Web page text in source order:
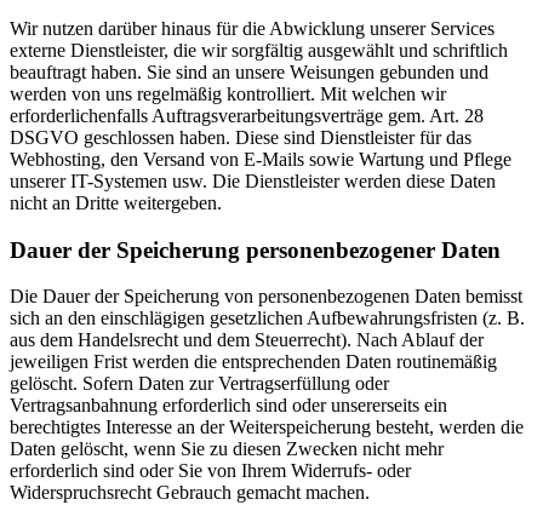
Wir nutzen darüber hinaus für die Abwicklung unserer Services
externe Dienstleister, die wir sorgfältig ausgewählt und schriftlich
beauftragt haben. Sie sind an unsere Weisungen gebunden und
werden von uns regelmäßig kontrolliert. Mit welchen wir
erforderlichenfalls Auftragsverarbeitungsverträge gem. Art. 28
DSGVO geschlossen haben. Diese sind Dienstleister für das
Webhosting, den Versand von E-Mails sowie Wartung und Pflege
unserer IT-Systemen usw. Die Dienstleister werden diese Daten
nicht an Dritte weitergeben.
Dauer der Speicherung personenbezogener Daten
Die Dauer der Speicherung von personenbezogenen Daten bemisst
sich an den einschlägigen gesetzlichen Aufbewahrungsfristen (z. B.
aus dem Handelsrecht und dem Steuerrecht). Nach Ablauf der
jeweiligen Frist werden die entsprechenden Daten routinemäßig
gelöscht. Sofern Daten zur Vertragserfüllung oder
Vertragsanbahnung erforderlich sind oder unsererseits ein
berechtigtes Interesse an der Weiterspeicherung besteht, werden die
Daten gelöscht, wenn Sie zu diesen Zwecken nicht mehr
erforderlich sind oder Sie von Ihrem Widerrufs- oder
Widerspruchsrecht Gebrauch gemacht machen.